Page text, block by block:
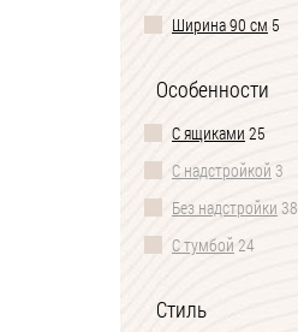
Ширина 90 см 5
Ширина 130 см
Ширина 140 см
Ширина 150 см2
Особенности
С ящиками 25
С надстройкой 3
Без надстройки 38
С тумбой 24
На ножках
Стиль